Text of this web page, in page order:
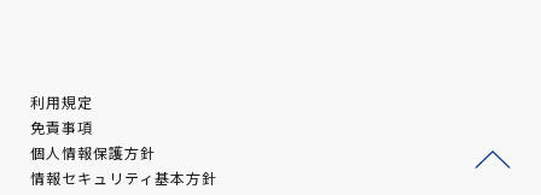
利用規定
免責事項
個人情報保護方針
情報セキュリティ基本方針